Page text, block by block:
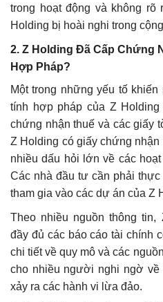
trong hoạt động và không
Holding bị hoài nghi trong
2. Z Holding Đã Cấp Chứng
Hợp Pháp?
Một trong những yếu tố
tính hợp pháp của Z
chứng nhận thuế và các giấy
Z Holding có giấy chứng
nhiều dấu hỏi lớn về các
Các nhà đầu tư cần phải
tham gia vào các dự án của Z
Theo nhiều nguồn thông
đầy đủ các báo cáo tài chính
chi tiết về quy mô và các
cho nhiều người nghi ngờ về
xảy ra các hành vi lừa đảo.